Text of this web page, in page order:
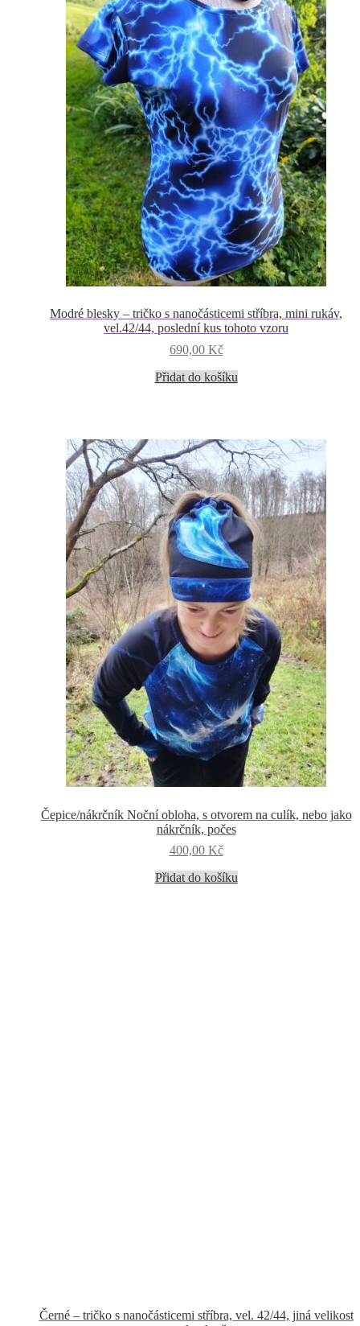
Modré blesky – tričko s nanočásticemi stříbra, mini rukáv,
vel.42/44, poslední kus tohoto vzoru
690,00 Kč
Přidat do košíku
Čepice/nákrčník Noční obloha, s otvorem na culík, nebo jako
nákrčník, počes
400,00 Kč
Přidat do košíku
Černé – tričko s nanočásticemi stříbra, vel. 42/44, jiná velikost